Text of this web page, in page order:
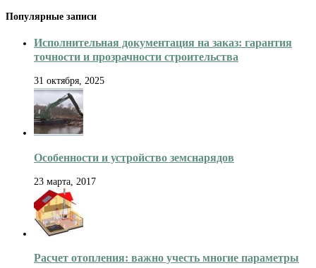
Популярные записи
Исполнительная документация на заказ: гарантия
точности и прозрачности строительства
31 октября, 2025
Особенности и устройство земснарядов
23 марта, 2017
Расчет отопления: важно учесть многие параметры